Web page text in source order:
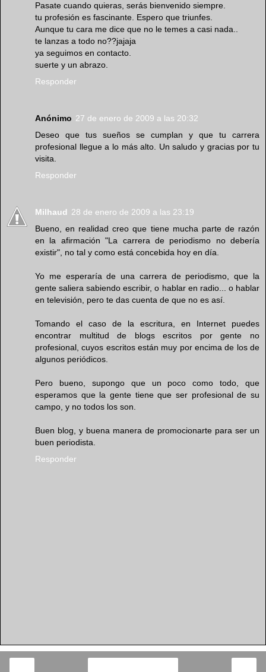
Pasate cuando quieras, serás bienvenido siempre.
tu profesión es fascinante. Espero que triunfes.
Aunque tu cara me dice que no le temes a casi nada..
te lanzas a todo no??jajaja
ya seguimos en contacto.
suerte y un abrazo.
Responder
Anónimo 27 de enero de 2009 a las 20:32
Deseo que tus sueños se cumplan y que tu carrera
profesional llegue a lo más alto. Un saludo y gracias por tu
visita.
Responder
Milhaud 28 de enero de 2009 a las 23:19
Bueno, en realidad creo que tiene mucha parte de razón
en la afirmación "La carrera de periodismo no debería
existir", no tal y como está concebida hoy en día.
Yo me esperaría de una carrera de periodismo, que la
gente saliera sabiendo escribir, o hablar en radio... o hablar
en televisión, pero te das cuenta de que no es así.
Tomando el caso de la escritura, en Internet puedes
encontrar multitud de blogs escritos por gente no
profesional, cuyos escritos están muy por encima de los de
algunos periódicos.
Pero bueno, supongo que un poco como todo, que
esperamos que la gente tiene que ser profesional de su
campo, y no todos los son.
Buen blog, y buena manera de promocionarte para ser un
buen periodista.
Responder